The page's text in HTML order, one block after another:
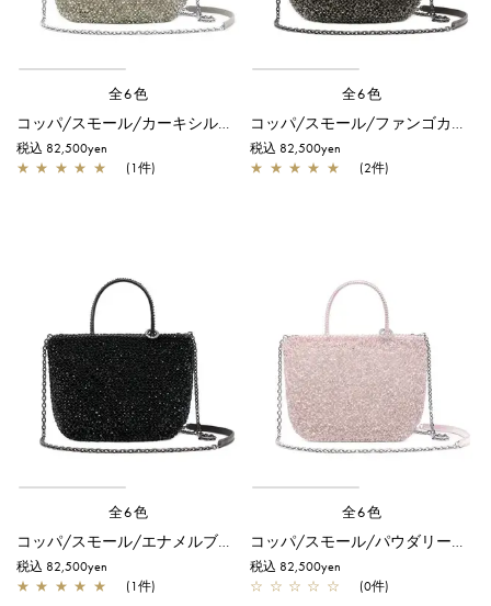
全6色
コッパ/スモール/カーキシルバー
税込 82,500yen
★ ★ ★ ★ ★ (1件)
全6色
コッパ/スモール/ファンゴカーキ ドッピオ
税込 82,500yen
★ ★ ★ ★ ★ (2件)
全6色
コッパ/スモール/エナメルブラック
税込 82,500yen
★ ★ ★ ★ ★ (1件)
全6色
コッパ/スモール/パウダリーピンクシルバー
税込 82,500yen
☆ ☆ ☆ ☆ ☆ (0件)